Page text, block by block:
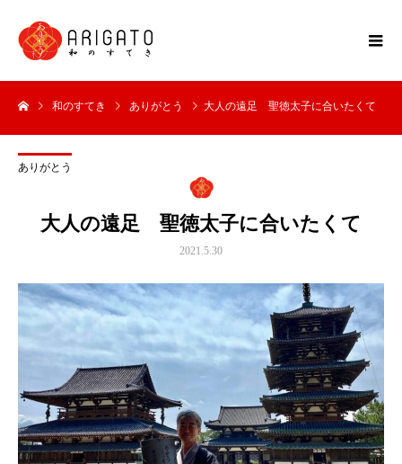
和のすてき ありがとう 大人の遠足 聖徳太子に合いたくて
ありがとう
大人の遠足 聖徳太子に合いたくて
2021.5.30